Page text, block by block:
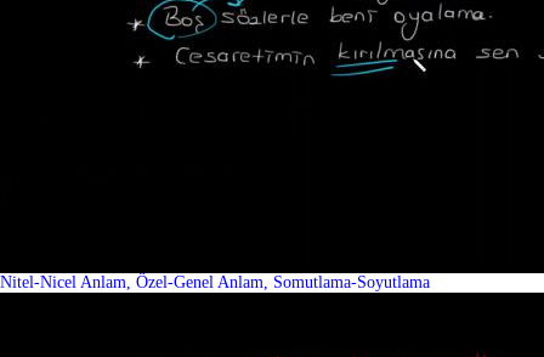
Nitel-Nicel Anlam, Özel-Genel Anlam, Somutlama-Soyutlama